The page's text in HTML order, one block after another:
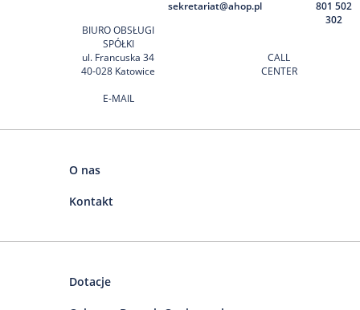
BIURO OBSŁUGI
SPÓŁKI
ul. Francuska 34
40-028 Katowice
E-MAIL
sekretariat@ahop.pl
CALL
CENTER
801 502
302
O nas
Kontakt
Dotacje